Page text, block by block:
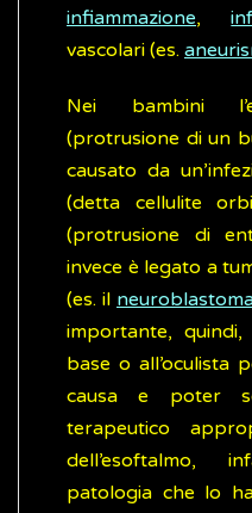
infiammazione,
vascolari (es.
Nei bambini
(protrusione di un
causato da
(detta cellulite
(protrusione di
invece è legato a
(es. il
importante,
base o all’oculista
causa e poter
terapeutico
dell’esoftalmo,
patologia che lo